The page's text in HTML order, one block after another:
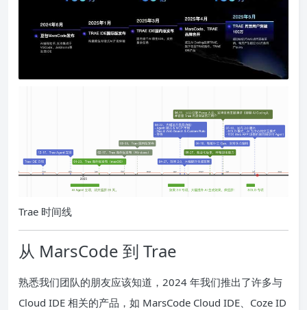
Trae 时间线
从 MarsCode 到 Trae
熟悉我们团队的朋友应该知道，2024 年我们推出了许多与
Cloud IDE 相关的产品，如 MarsCode Cloud IDE、Coze ID